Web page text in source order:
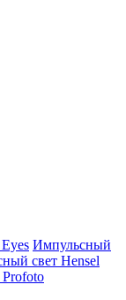
Импульсный
свет Hensel